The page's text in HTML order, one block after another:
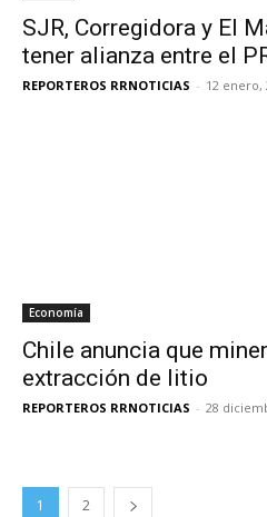
SJR, Corregidora y El
tener alianza entre el
REPORTEROS RRNOTICIAS - 12 enero,
Economía
Chile anuncia que
extracción de litio
REPORTEROS RRNOTICIAS - 28
1 2